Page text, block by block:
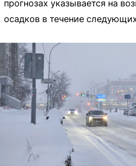
прогнозах указывается на
осадков в течение